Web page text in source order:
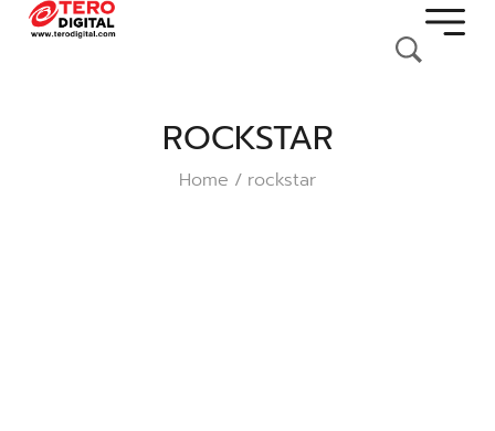
ROCKSTAR
Home / rockstar